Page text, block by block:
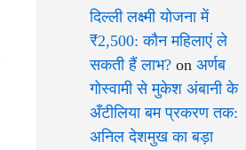
दिल्ली लक्ष्मी योजना में
₹2,500: कौन महिलाएं ले
सकती हैं लाभ? on अर्णब
गोस्वामी से मुकेश अंबानी के
अँटीलिया बम प्रकरण तक:
अनिल देशमुख का बड़ा